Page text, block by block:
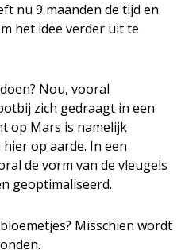
nu 9 maanden de tijd en
het idee verder uit te
Nou, vooral
zich gedraagt in een
op Mars is namelijk
op aarde. In een
de vorm van de vleugels
geoptimaliseerd.
Misschien wordt